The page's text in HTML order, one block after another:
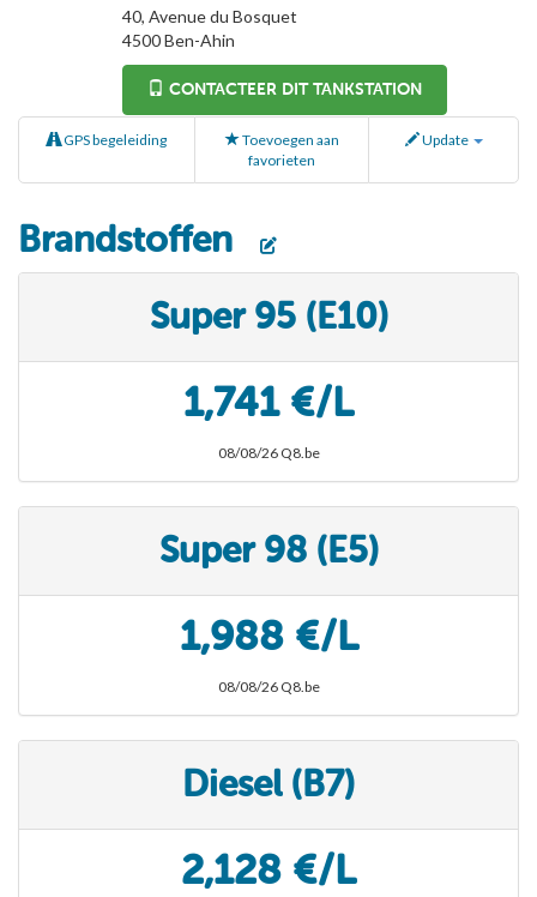
40, Avenue du Bosquet
4500Ben-Ahin
CONTACTEER DIT TANKSTATION
GPS begeleiding
Toevoegen aan
favorieten
Update
Brandstoffen
Super 95 (E10)
1,741 €/L
08/08/26 Q8.be
Super 98 (E5)
1,988 €/L
08/08/26 Q8.be
Diesel (B7)
2,128 €/L